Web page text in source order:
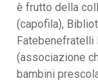
è frutto della
(capofila),
Fatebenefratelli
(associazione
bambini